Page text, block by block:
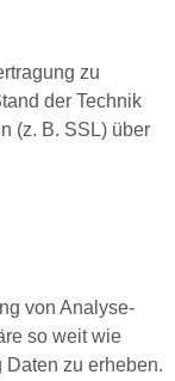
zu
der Technik
(z. B. SSL) über
von Analyse-
so weit wie
zu erheben.